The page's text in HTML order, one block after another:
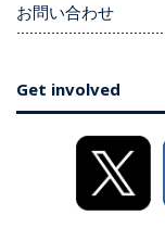
お問い合わせ
Get involved